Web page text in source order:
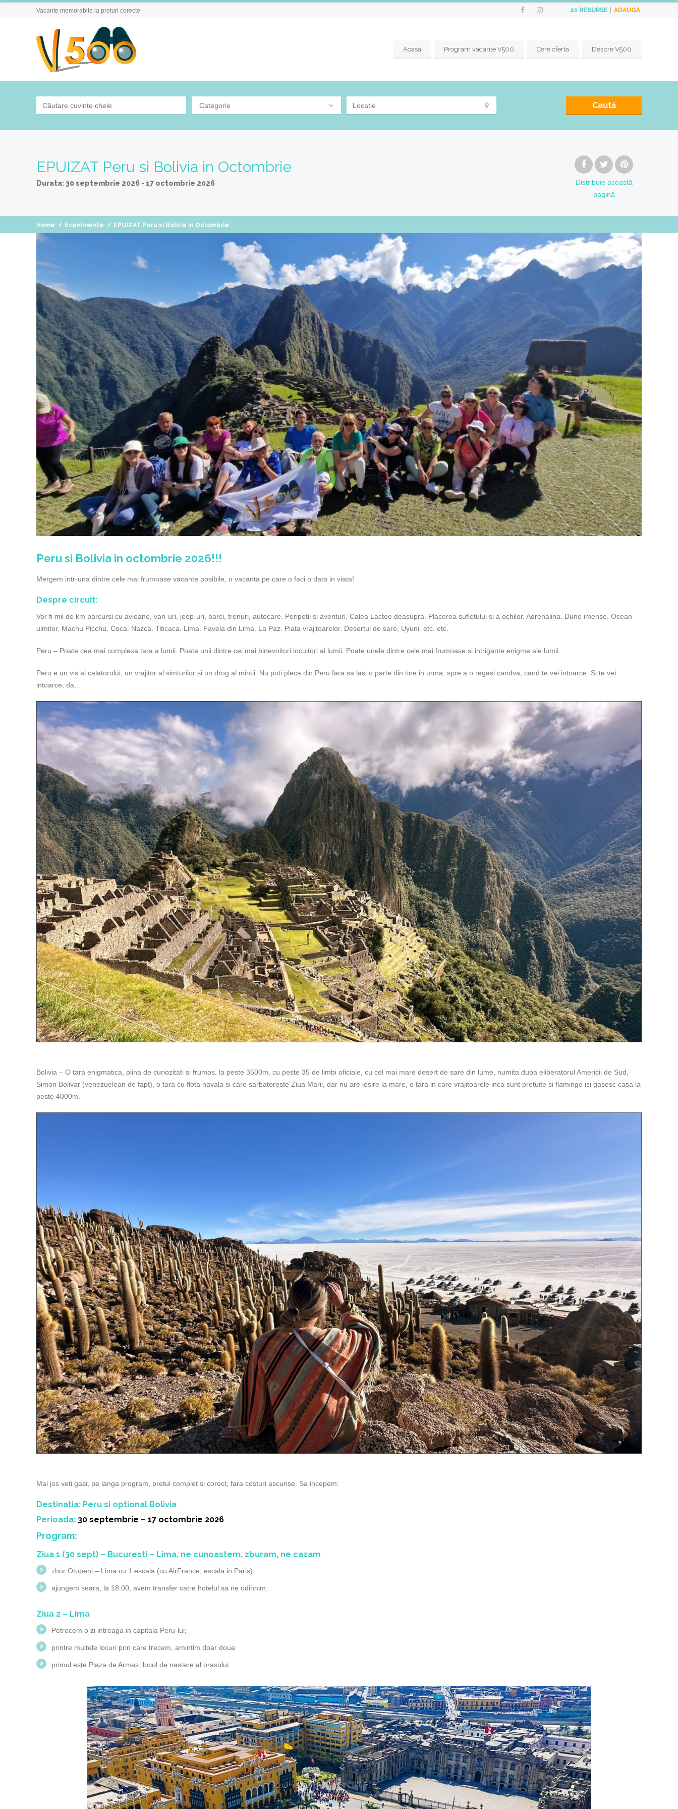
21 RESURSE ADAUGĂ
Vacante memorabile la preturi corecte
Acasa Program vacante V500 Cere oferta Despre V500
Categorie Caută
EPUIZAT Peru si Bolivia in Octombrie
Durata:30 septembrie 2026 - 17 octombrie 2026 Distribuie această
pagină
Home / Evenimente / EPUIZAT Peru si Bolivia in Octombrie
Peru si Bolivia in octombrie 2026!!!
Mergem intr-una dintre cele mai frumoase vacante posibile, o vacanta pe care o faci o data in viata!
Despre circuit:
Vor fi mii de km parcursi cu avioane, van-uri, jeep-uri, barci, trenuri, autocare. Peripetii si aventuri. Calea Lactee deasupra. Placerea sufletului si a ochilor. Adrenalina. Dune imense. Ocean
uimitor. Machu Picchu. Coca. Nazca. Titicaca. Lima. Favela din Lima. La Paz. Piata vrajitoarelor. Desertul de sare, Uyuni. etc. etc.
Peru – Poate cea mai complexa tara a lumii. Poate unii dintre cei mai binevoitori locuitori ai lumii. Poate unele dintre cele mai frumoase si intrigante enigme ale lumii.
Peru e un vis al calatorului, un vrajitor al simturilor si un drog al mintii. Nu poti pleca din Peru fara sa lasi o parte din tine in urma, spre a o regasi candva, cand te vei intoarce. Si te vei
intoarce, da…
Bolivia – O tara enigmatica, plina de curiozitati si frumos, la peste 3500m, cu peste 35 de limbi oficiale, cu cel mai mare desert de sare din lume, numita dupa eliberatorul Americii de Sud,
Simon Bolivar (venezuelean de fapt), o tara cu flota navala si care sarbatoreste Ziua Marii, dar nu are iesire la mare, o tara in care vrajitoarele inca sunt pretuite si flamingo isi gasesc casa la
peste 4000m.
Mai jos veti gasi, pe langa program, pretul complet si corect, fara costuri ascunse. Sa incepem:
Destinatia: Peru si optional Bolivia
Perioada: 30 septembrie – 17 octombrie 2026
Program:
Ziua 1 (30 sept) – Bucuresti – Lima, ne cunoastem, zburam, ne cazam
zbor Otopeni – Lima cu 1 escala (cu AirFrance, escala in Paris);
ajungem seara, la 18:00, avem transfer catre hotelul sa ne odihnim;
Ziua 2 – Lima
Petrecem o zi intreaga in capitala Peru-lui;
printre multele locuri prin care trecem, amintim doar doua
primul este Plaza de Armas, locul de nastere al orasului.